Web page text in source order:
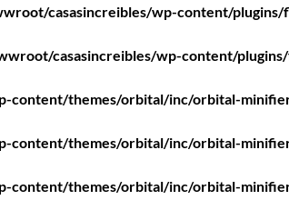
casasincreibles/wp-content/plugins/
casasincreibles/wp-content/
content/themes/orbital/inc/orbital-
content/themes/orbital/inc/orbital-
content/themes/orbital/inc/orbital-